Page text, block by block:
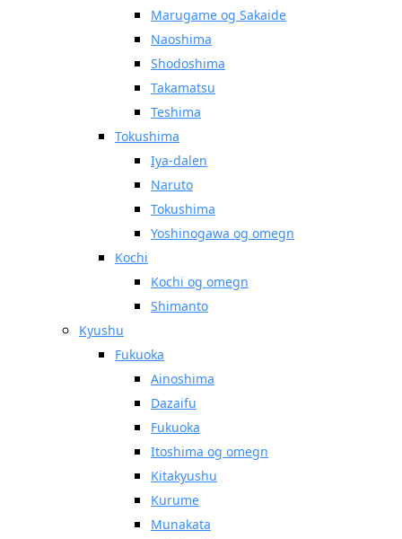
Marugame og Sakaide
Naoshima
Shodoshima
Takamatsu
Teshima
Tokushima
Iya-dalen
Naruto
Tokushima
Yoshinogawa og omegn
Kochi
Kochi og omegn
Shimanto
Kyushu
Fukuoka
Ainoshima
Dazaifu
Fukuoka
Itoshima og omegn
Kitakyushu
Kurume
Munakata